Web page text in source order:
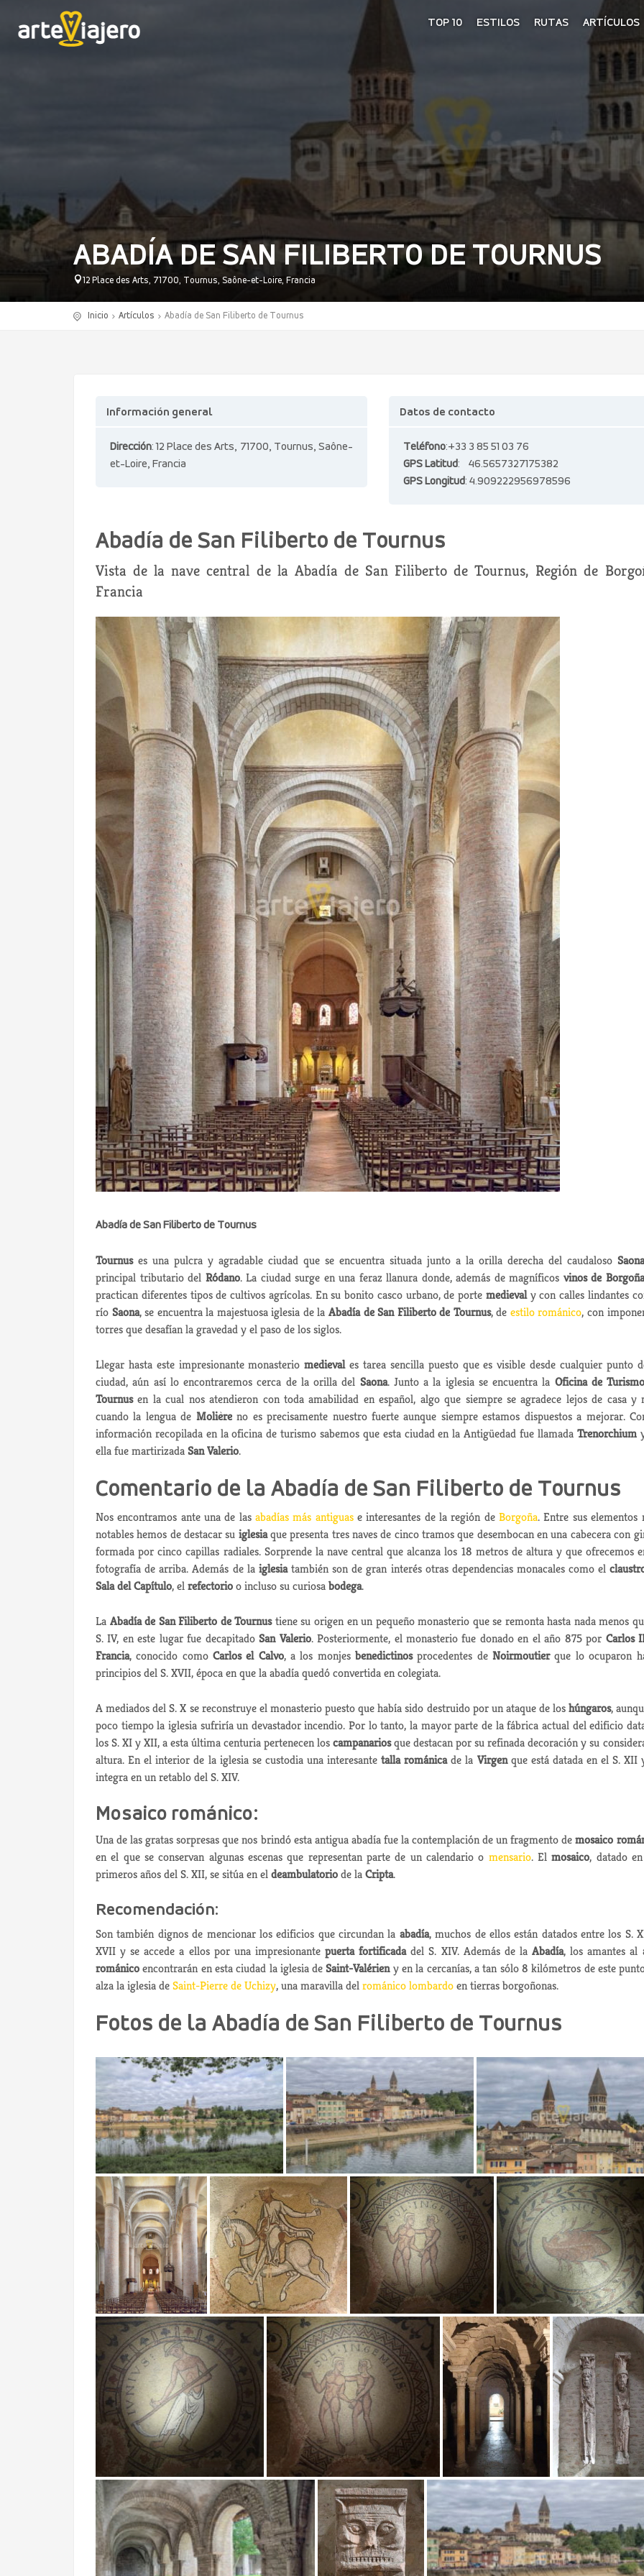
TOP 10 ESTILOS RUTAS ARTÍCULOS
ABADÍA DE SAN FILIBERTO DE TOURNUS
12 Place des Arts, 71700, Tournus, Saône-et-Loire, Francia
Inicio Artículos Abadía de San Filiberto de Tournus
Información general
Dirección: 12 Place des Arts, 71700, Tournus, Saône-
et-Loire, Francia
Datos de contacto
Teléfono:+33 3 85 51 03 76
GPS Latitud: 46.5657327175382
GPS Longitud: 4.909222956978596
Abadía de San Filiberto de Tournus
Vista de la nave central de la Abadía de San Filiberto de Tournus, Región de
Francia
Abadía de San Filiberto de Tournus
Tournuses una pulcra y agradable ciudad que se encuentra situada junto a la orilla derecha del caudaloso
principal tributario del Ródano. La ciudad surge en una feraz llanura donde, además de magníficos vinos de Borgoña
practican diferentes tipos de cultivos agrícolas. En su bonito casco urbano, de porte medievaly con calles lindantes
río Saona, se encuentra la majestuosa iglesia de la Abadía de San Filiberto de Tournus, de estilo románico, con
torres que desafían la gravedad y el paso de los siglos.
Llegar hasta este impresionante monasteriomedievales tarea sencilla puesto que es visible desde cualquier punto
ciudad, aún así lo encontraremos cerca de la orilla del Saona. Junto a la iglesia se encuentra la Oficina de
Tournusen la cual nos atendieron con toda amabilidad en español, algo que siempre se agradece lejos de casa y
cuando la lengua de Molièreno es precisamente nuestro fuerte aunque siempre estamos dispuestos a mejorar.
información recopilada en la oficina de turismo sabemos que esta ciudad en la Antigüedad fue llamada Trenorchium
ella fue martirizadaSan Valerio.
Comentario de la Abadía de San Filiberto de Tournus
Nos encontramos ante una de lasabadías más antiguase interesantes de la región deBorgoña. Entre sus elementos
notables hemos de destacar su iglesiaque presenta tres naves de cinco tramos que desembocan en una cabecera con
formada por cinco capillas radiales. Sorprende la nave central que alcanza los 18 metros de altura y que ofrecemos
fotografía de arriba. Además de la iglesiatambién son de gran interés otras dependencias monacales como el
Sala del Capítulo, elrefectorioo incluso su curiosabodega.
La Abadía de San Filiberto de Tournustiene su origen en un pequeño monasterio que se remonta hasta nada menos
S. IV, en este lugar fue decapitadoSan Valerio. Posteriormente, el monasterio fue donado en el año 875 por Carlos
Francia, conocido comoCarlos el Calvo, a los monjesbenedictinosprocedentes deNoirmoutierque lo ocuparon
principios del S. XVII, época en que la abadía quedó convertida en colegiata.
A mediados del S. X se reconstruye el monasterio puesto que había sido destruido por un ataque de loshúngaros,
poco tiempo la iglesia sufriría un devastador incendio. Por lo tanto, la mayor parte de la fábrica actual del edificio
los S. XI y XII, a esta última centuria pertenecen loscampanariosque destacan por su refinada decoración y su
altura. En el interior de la iglesia se custodia una interesantetalla románicade la Virgenque está datada en el S. XII
integra en un retablo del S. XIV.
Mosaico románico:
Una de las gratas sorpresas que nos brindó esta antigua abadía fue la contemplación de un fragmento demosaico
en el que se conservan algunas escenas que representan parte de un calendario o mensario. Elmosaico, datado
primeros años del S. XII, se sitúa en eldeambulatoriode laCripta.
Recomendación:
Son también dignos de mencionar los edificios que circundan la abadía, muchos de ellos están datados entre los S.
XVII y se accede a ellos por una impresionantepuerta fortificadadel S. XIV. Además de laAbadía, los amantes al
románicoencontrarán en esta ciudad la iglesia deSaint-Valérieny en la cercanías, a tan sólo 8 kilómetros de este
alza la iglesia deSaint-Pierre de Uchizy, una maravilla delrománico lombardoen tierras borgoñonas.
Fotos de la Abadía de San Filiberto de Tournus